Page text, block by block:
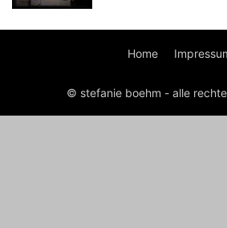
Home
© stefanie boehm - alle